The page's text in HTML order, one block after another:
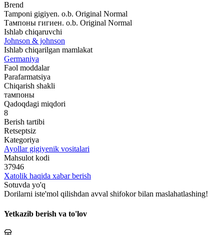
Brend
Tamponi gigiyen. o.b. Original Normal
Тампоны гигиен. o.b. Original Normal
Ishlab chiqaruvchi
Johnson & johnson
Ishlab chiqarilgan mamlakat
Germaniya
Faol moddalar
Parafarmatsiya
Chiqarish shakli
тампоны
Qadoqdagi miqdori
8
Berish tartibi
Retseptsiz
Kategoriya
Ayollar gigiyenik vositalari
Mahsulot kodi
37946
Xatolik haqida xabar berish
Sotuvda yo'q
Dorilarni iste'mol qilishdan avval shifokor bilan maslahatlashing!
Yetkazib berish va to'lov